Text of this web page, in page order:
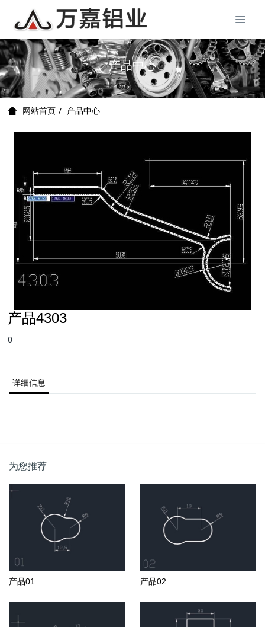
产品中心
网站首页 产品中心
产品4303
0
详细信息
为您推荐
产品01 产品02